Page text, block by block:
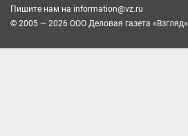
Пишите нам на information@vz.ru
© 2005 — 2026 ООО Деловая газета «Взгляд»